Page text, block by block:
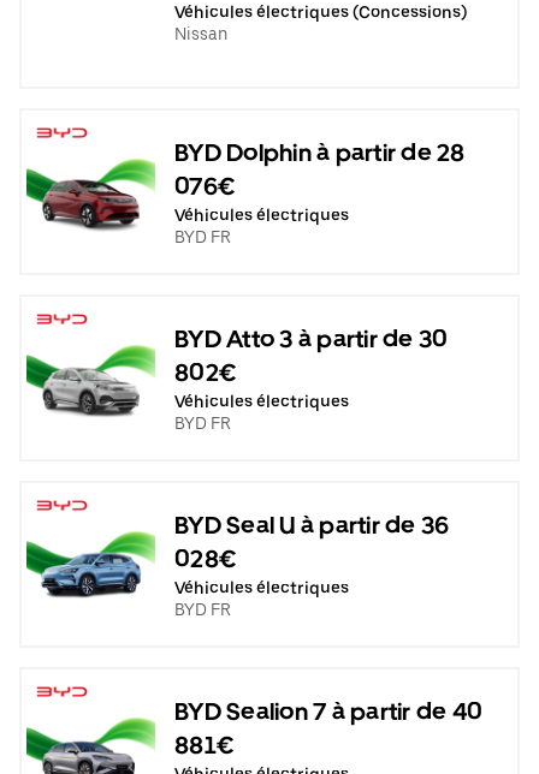
Véhicules électriques (Concessions)
Nissan
BYD Dolphin à partir de 28
076€
Véhicules électriques
BYD FR
BYD Atto 3 à partir de 30
802€
Véhicules électriques
BYD FR
BYD Seal U à partir de 36
028€
Véhicules électriques
BYD FR
BYD Sealion 7 à partir de 40
881€